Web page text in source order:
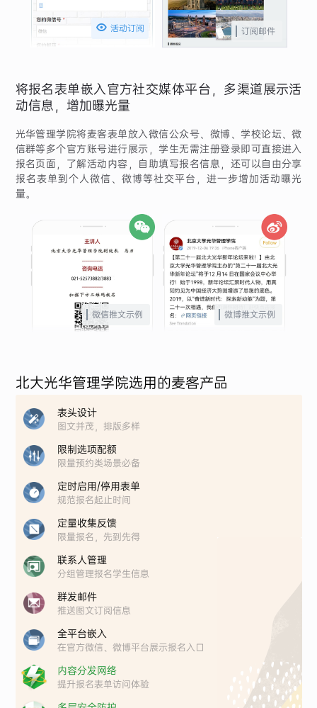
 活动订阅 订阅邮件
将报名表单嵌入官方社交媒体平台，多渠道展示活
动信息，增加曝光量
光华管理学院将麦客表单放入微信公众号、微博、学校论坛、微
信群等多个官方账号进行展示，学生无需注册登录即可直接进入
报名页面，了解活动内容，自助填写报名信息，还可以自由分享
报名表单到个人微信、微博等社交平台，进一步增加活动曝光
量。
微信推文示例 微博推文示例
北大光华管理学院选用的麦客产品
表头设计
图文并茂，排版多样
限制选项配额
限量预约类场景必备
定时启用/停用表单
规范报名起止时间
定量收集反馈
限量报名，先到先得
联系人管理
分组管理报名学生信息
群发邮件
推送图文订阅信息
全平台嵌入
在官方微信、微博平台展示报名入口
内容分发网络
提升报名表单访问体验